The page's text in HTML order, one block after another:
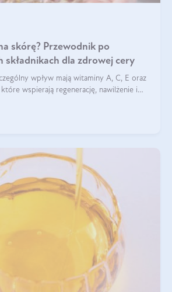
skórę? Przewodnik po
składnikach dla zdrowej cery
wpływ mają witaminy A, C, E oraz
wspierają regenerację, nawilżenie i